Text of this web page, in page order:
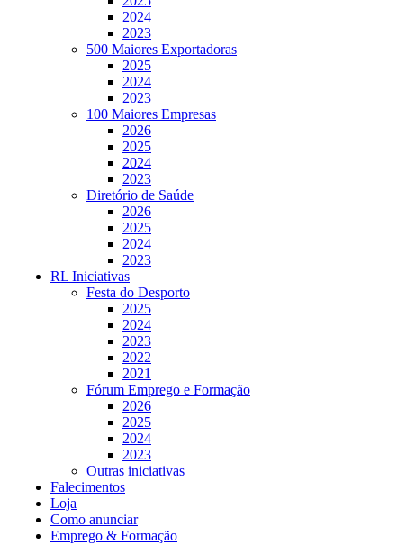
2024
2023
500 Maiores Exportadoras
2025
2024
2023
100 Maiores Empresas
2026
2025
2024
2023
Diretório de Saúde
2026
2025
2024
2023
RL Iniciativas
Festa do Desporto
2025
2024
2023
2022
2021
Fórum Emprego e Formação
2026
2025
2024
2023
Outras iniciativas
Falecimentos
Loja
Como anunciar
Emprego & Formação